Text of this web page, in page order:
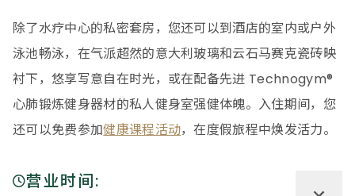
除了水疗中心的私密套房，您还可以到酒店的室内或户外
泳池畅泳，在气派超然的意大利玻璃和云石马赛克瓷砖映
衬下，悠享写意自在时光，或在配备先进 Technogym®
心肺锻炼健身器材的私人健身室强健体魄。入住期间，您
还可以免费参加健康课程活动，在度假旅程中焕发活力。
营业时间: